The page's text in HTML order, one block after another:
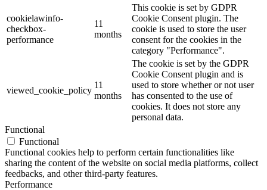
cookielawinfo-
checkbox-
performance
11
months
This cookie is set by GDPR
Cookie Consent plugin. The
cookie is used to store the user
consent for the cookies in the
category "Performance".
viewed_cookie_policy
11
months
The cookie is set by the GDPR
Cookie Consent plugin and is
used to store whether or not user
has consented to the use of
cookies. It does not store any
personal data.
Functional
Functional
Functional cookies help to perform certain functionalities like
sharing the content of the website on social media platforms, collect
feedbacks, and other third-party features.
Performance